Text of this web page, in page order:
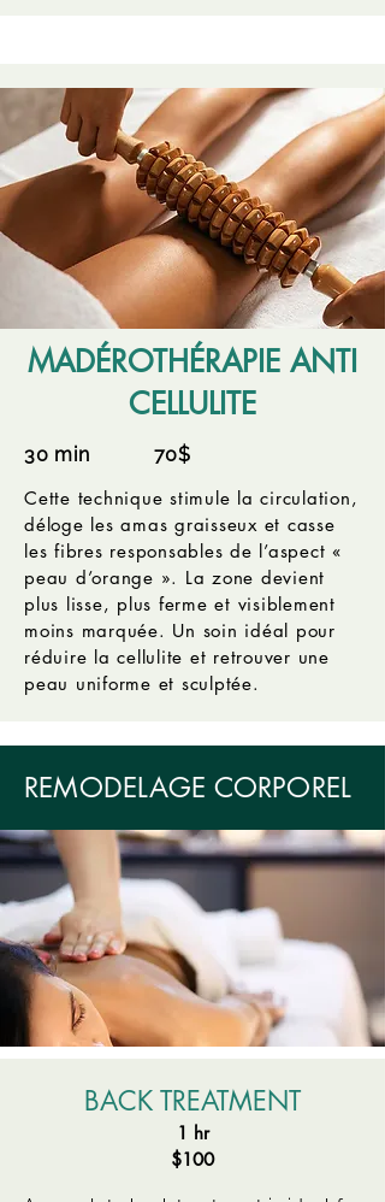
MADÉROTHÉRAPIE ANTI
CELLULITE
30 min 70$
Cette technique stimule la circulation,
déloge les amas graisseux et casse
les fibres responsables de l’aspect «
peau d’orange ». La zone devient
plus lisse, plus ferme et visiblement
moins marquée. Un soin idéal pour
réduire la cellulite et retrouver une
peau uniforme et sculptée.
REMODELAGE CORPOREL
BACK TREATMENT
1 hr
$100